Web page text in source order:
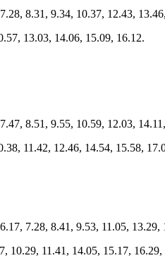
7.28, 8.31, 9.34, 10.37, 12.43,
13.03, 14.06, 15.09, 16.12.
7.47, 8.51, 9.55, 10.59, 12.03,
11.42, 12.46, 14.54, 15.58,
6.17, 7.28, 8.41, 9.53, 11.05, 13.29,
10.29, 11.41, 14.05, 15.17, 16.29,